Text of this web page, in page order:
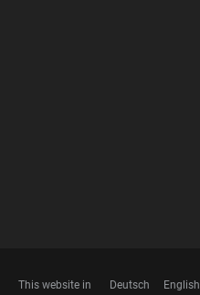
This website in Deutsch English